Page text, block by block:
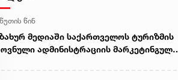
წინ
მედიაში საქართველოს ტურიზმის
ადმინისტრაციის მარკეტინგული